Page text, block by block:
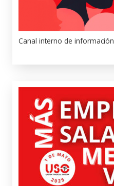
Canal interno de información